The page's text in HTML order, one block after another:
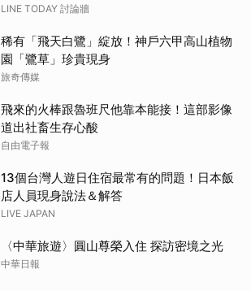
LINE TODAY 討論牆
稀有「飛天白鷺」綻放！神戶六甲高山植物
園「鷺草」珍貴現身
旅奇傳媒
飛來的火棒跟魯班尺他靠本能接！這部影像
道出社畜生存心酸
自由電子報
13個台灣人遊日住宿最常有的問題！日本飯
店人員現身說法＆解答
LIVE JAPAN
〈中華旅遊〉圓山尊榮入住 探訪密境之光
中華日報